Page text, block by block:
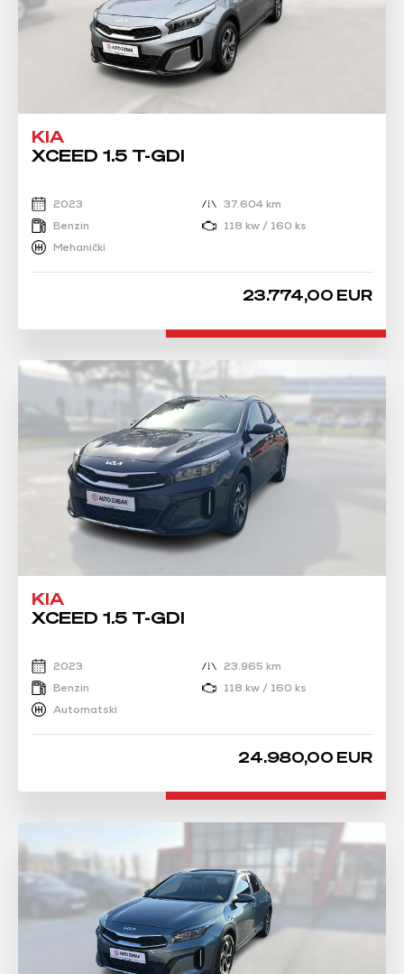
KIA
XCEED 1.5 T-GDI
2023
37.604 km
Benzin
118 kw / 160 ks
Mehanički
23.774,00 EUR
KIA
XCEED 1.5 T-GDI
2023
23.965 km
Benzin
118 kw / 160 ks
Automatski
24.980,00 EUR